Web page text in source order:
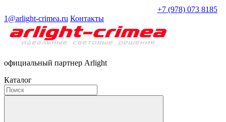
+7 (978) 073 8185
1@arlight-crimea.ru Контакты
официальный партнер Arlight
Каталог